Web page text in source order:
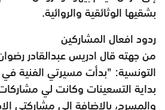
بشقيها الوثائقية والروائية.
ردود افعال المشاركين
من جهته قال ادريس عبدالقادر
التونسية: "بدأت مسيرتي الفنية
بداية التسعينات وكانت لي
والمسرح، بالإضافة إلى مشاركتي